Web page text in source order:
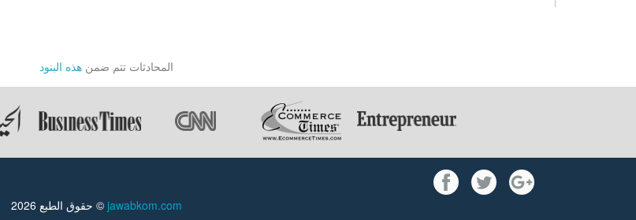
المحادثات تتم ضمن هذه البنود
حقوق الطبع 2026 © jawabkom.com